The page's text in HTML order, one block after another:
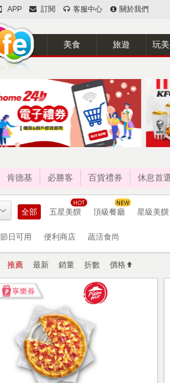
APP 訂閱 客服中心 關於我們
美食 旅遊 玩美
肯德基 必勝客 百貨禮券 休息首
全部 五星美饌 頂級餐廳 星級美饌
日可用 便利商店 蔬活食尚
推薦 最新 銷量 折數 價格